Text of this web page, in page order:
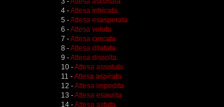
4 -Attesa intricata
5 -Attesa esasperata
6 -Attesa voluta
7 -Attesa cercata
8 -Attesa dilatata
9 -Attesa dissolta
10 -Attesa assoluta
11 -Attesa aspirata
12 -Attesa impedita
13 -Attesa esaurita
14 -Attesa astuta